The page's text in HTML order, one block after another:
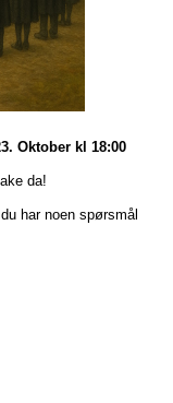
Oktober kl 18:00
da!
du har noen spørsmål